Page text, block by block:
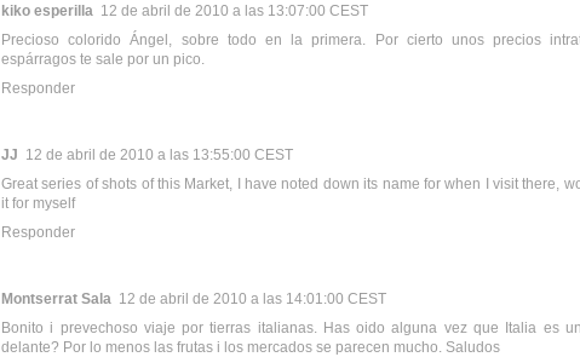
kiko esperilla 12 de abril de 2010 a las 13:07:00 CEST
Precioso colorido Ángel, sobre todo en la primera. Por cierto unos precios
espárragos te sale por un pico.
Responder
JJ 12 de abril de 2010 a las 13:55:00 CEST
Great series of shots of this Market, I have noted down its name for when I visit there,
it for myself
Responder
Montserrat Sala 12 de abril de 2010 a las 14:01:00 CEST
Bonito i prevechoso viaje por tierras italianas. Has oido alguna vez que Italia es
delante? Por lo menos las frutas i los mercados se parecen mucho. Saludos